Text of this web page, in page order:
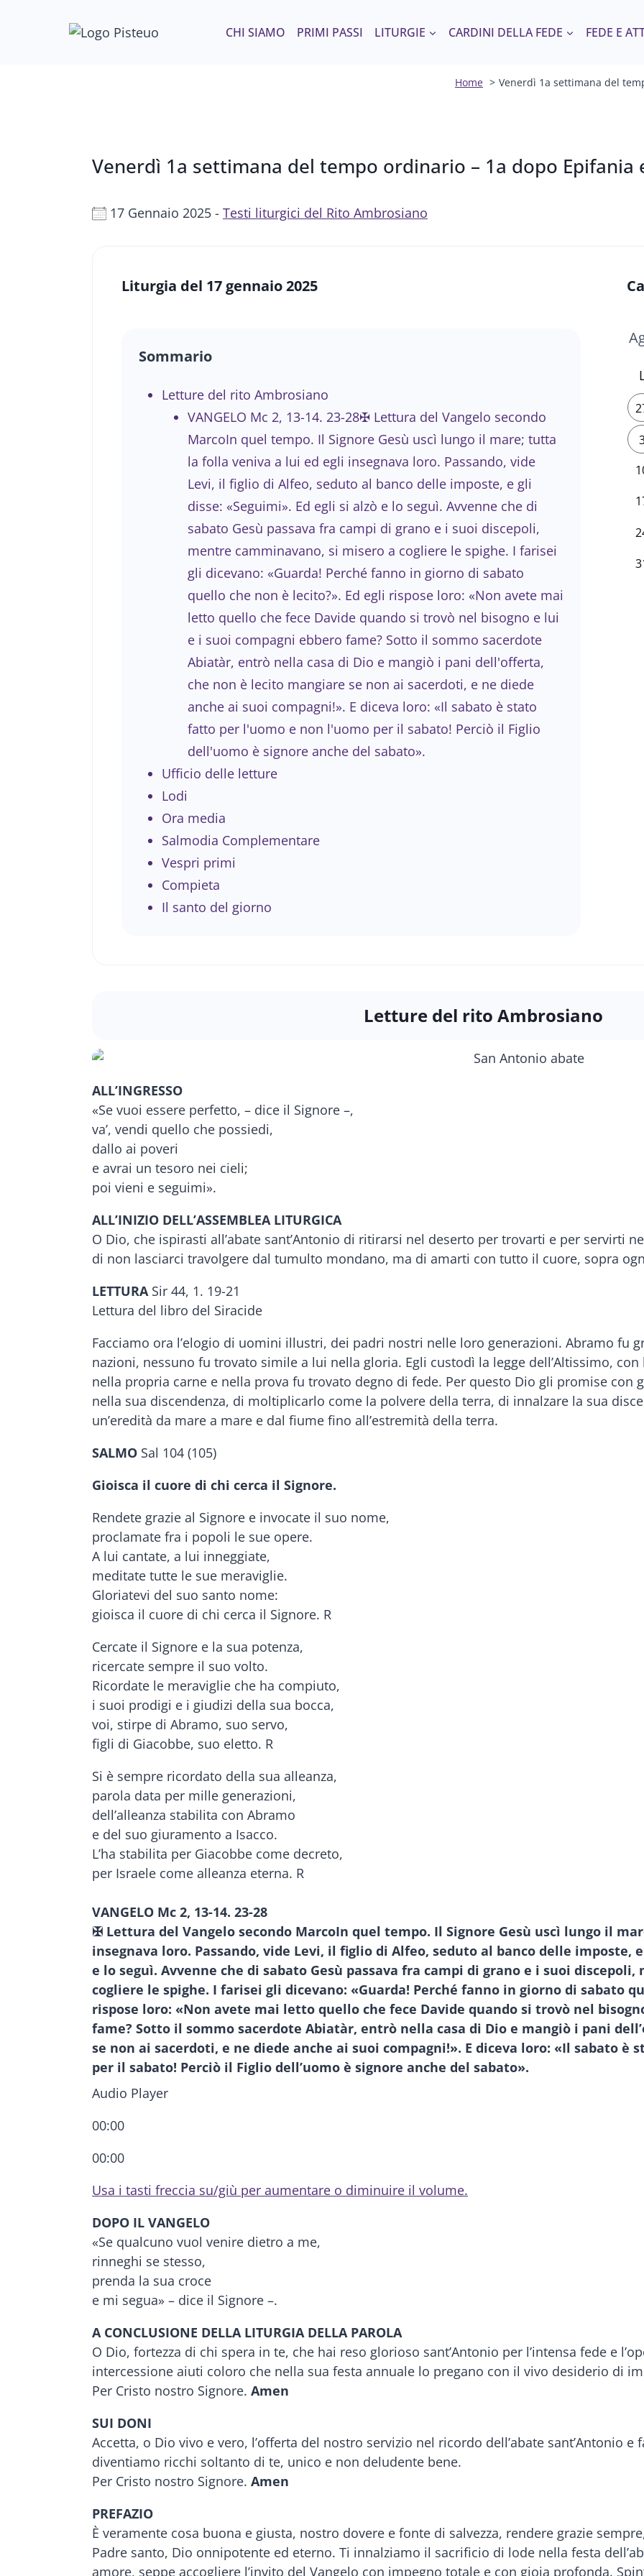
CHI SIAMO PRIMI PASSI LITURGIE CARDINI DELLA FEDE FEDE E
Home Venerdì 1a settimana del
Venerdì 1a settimana del tempo ordinario – 1a dopo Epifania
17 Gennaio 2025 - Testi liturgici del Rito Ambrosiano
Liturgia del 17 gennaio 2025
Sommario
Letture del rito Ambrosiano
VANGELO Mc 2, 13-14. 23-28✠ Lettura del Vangelo secondo
MarcoIn quel tempo. Il Signore Gesù uscì lungo il mare; tutta
la folla veniva a lui ed egli insegnava loro. Passando, vide
Levi, il figlio di Alfeo, seduto al banco delle imposte, e gli
disse: «Seguimi». Ed egli si alzò e lo seguì. Avvenne che di
sabato Gesù passava fra campi di grano e i suoi discepoli,
mentre camminavano, si misero a cogliere le spighe. I farisei
gli dicevano: «Guarda! Perché fanno in giorno di sabato
quello che non è lecito?». Ed egli rispose loro: «Non avete mai
letto quello che fece Davide quando si trovò nel bisogno e lui
e i suoi compagni ebbero fame? Sotto il sommo sacerdote
Abiatàr, entrò nella casa di Dio e mangiò i pani dell'offerta,
che non è lecito mangiare se non ai sacerdoti, e ne diede
anche ai suoi compagni!». E diceva loro: «Il sabato è stato
fatto per l'uomo e non l'uomo per il sabato! Perciò il Figlio
dell'uomo è signore anche del sabato».
Ufficio delle letture
Lodi
Ora media
Salmodia Complementare
Vespri primi
Compieta
Il santo del giorno
Letture del rito Ambrosiano
ALL’INGRESSO
«Se vuoi essere perfetto, – dice il Signore –,
va’, vendi quello che possiedi,
dallo ai poveri
e avrai un tesoro nei cieli;
poi vieni e seguimi».
ALL’INIZIO DELL’ASSEMBLEA LITURGICA
O Dio, che ispirasti all’abate sant’Antonio di ritirarsi nel deserto per trovarti e per servirti
di non lasciarci travolgere dal tumulto mondano, ma di amarti con tutto il cuore, sopra
LETTURA Sir 44, 1. 19-21
Lettura del libro del Siracide
Facciamo ora l’elogio di uomini illustri, dei padri nostri nelle loro generazioni. Abramo fu
nazioni, nessuno fu trovato simile a lui nella gloria. Egli custodì la legge dell’Altissimo, con
nella propria carne e nella prova fu trovato degno di fede. Per questo Dio gli promise con
nella sua discendenza, di moltiplicarlo come la polvere della terra, di innalzare la sua
un’eredità da mare a mare e dal fiume fino all’estremità della terra.
SALMO Sal 104 (105)
Gioisca il cuore di chi cerca il Signore.
Rendete grazie al Signore e invocate il suo nome,
proclamate fra i popoli le sue opere.
A lui cantate, a lui inneggiate,
meditate tutte le sue meraviglie.
Gloriatevi del suo santo nome:
gioisca il cuore di chi cerca il Signore. R
Cercate il Signore e la sua potenza,
ricercate sempre il suo volto.
Ricordate le meraviglie che ha compiuto,
i suoi prodigi e i giudizi della sua bocca,
voi, stirpe di Abramo, suo servo,
figli di Giacobbe, suo eletto. R
Si è sempre ricordato della sua alleanza,
parola data per mille generazioni,
dell’alleanza stabilita con Abramo
e del suo giuramento a Isacco.
L’ha stabilita per Giacobbe come decreto,
per Israele come alleanza eterna. R
VANGELO Mc 2, 13-14. 23-28
✠ Lettura del Vangelo secondo MarcoIn quel tempo. Il Signore Gesù uscì lungo il
insegnava loro. Passando, vide Levi, il figlio di Alfeo, seduto al banco delle imposte,
e lo seguì. Avvenne che di sabato Gesù passava fra campi di grano e i suoi
cogliere le spighe. I farisei gli dicevano: «Guarda! Perché fanno in giorno di sabato
rispose loro: «Non avete mai letto quello che fece Davide quando si trovò nel
fame? Sotto il sommo sacerdote Abiatàr, entrò nella casa di Dio e mangiò i pani
se non ai sacerdoti, e ne diede anche ai suoi compagni!». E diceva loro: «Il sabato è
per il sabato! Perciò il Figlio dell’uomo è signore anche del sabato».
Audio Player
00:00
00:00
Usa i tasti freccia su/giù per aumentare o diminuire il volume.
DOPO IL VANGELO
«Se qualcuno vuol venire dietro a me,
rinneghi se stesso,
prenda la sua croce
e mi segua» – dice il Signore –.
A CONCLUSIONE DELLA LITURGIA DELLA PAROLA
O Dio, fortezza di chi spera in te, che hai reso glorioso sant’Antonio per l’intensa fede e
intercessione aiuti coloro che nella sua festa annuale lo pregano con il vivo desiderio di
Per Cristo nostro Signore. Amen
SUI DONI
Accetta, o Dio vivo e vero, l’offerta del nostro servizio nel ricordo dell’abate sant’Antonio e
diventiamo ricchi soltanto di te, unico e non deludente bene.
Per Cristo nostro Signore. Amen
PREFAZIO
È veramente cosa buona e giusta, nostro dovere e fonte di salvezza, rendere grazie
Padre santo, Dio onnipotente ed eterno. Ti innalziamo il sacrificio di lode nella festa
amore, seppe accogliere l’invito del Vangelo con impegno totale e con gioia profonda.